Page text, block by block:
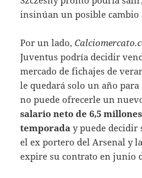
insinúan un posible cambio
Por un lado,
Juventus podría decidir
mercado de fichajes de
le quedará solo un año
no puede ofrecerle un
salario neto de 6,5
temporada y puede decidir
el ex portero del Arsenal y la
expire su contrato en junio